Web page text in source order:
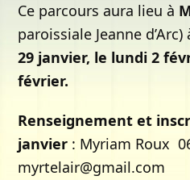
Ce parcours aura lieu à
paroissiale Jeanne d’Arc)
29 janvier, le lundi 2
février.
Renseignement et
janvier : Myriam Roux
myrtelair@gmail.com